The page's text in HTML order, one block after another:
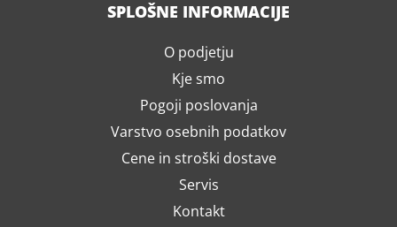
SPLOŠNE INFORMACIJE
O podjetju
Kje smo
Pogoji poslovanja
Varstvo osebnih podatkov
Cene in stroški dostave
Servis
Kontakt